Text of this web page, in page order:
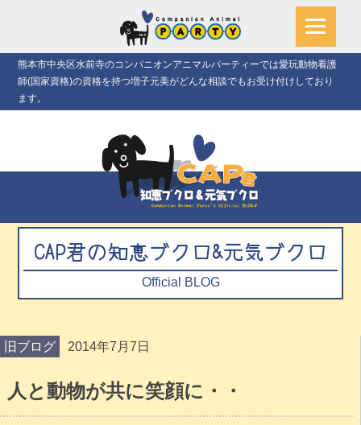
熊本市中央区水前寺のコンパニオンアニマルパーティーでは愛玩動物看護
師(国家資格)の資格を持つ増子元美がどんな相談でもお受け付けしており
ます。
CAP君の知恵ブクロ&元気ブクロ
Official BLOG
旧ブログ 2014年7月7日
人と動物が共に笑顔に・・